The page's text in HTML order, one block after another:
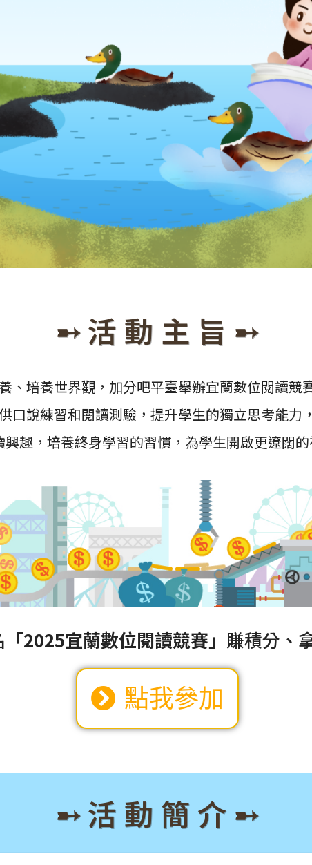
➸ 活 動 主 旨 ➸
、培養世界觀，加分吧平臺舉辦宜蘭數位閱讀競
口說練習和閱讀測驗，提升學生的獨立思考能力
趣， 培養終身學習的習慣，為學生開啟更遼闊
「2025宜蘭數位閱讀競賽」賺積分、
點我參加
➸ 活 動 簡 介 ➸